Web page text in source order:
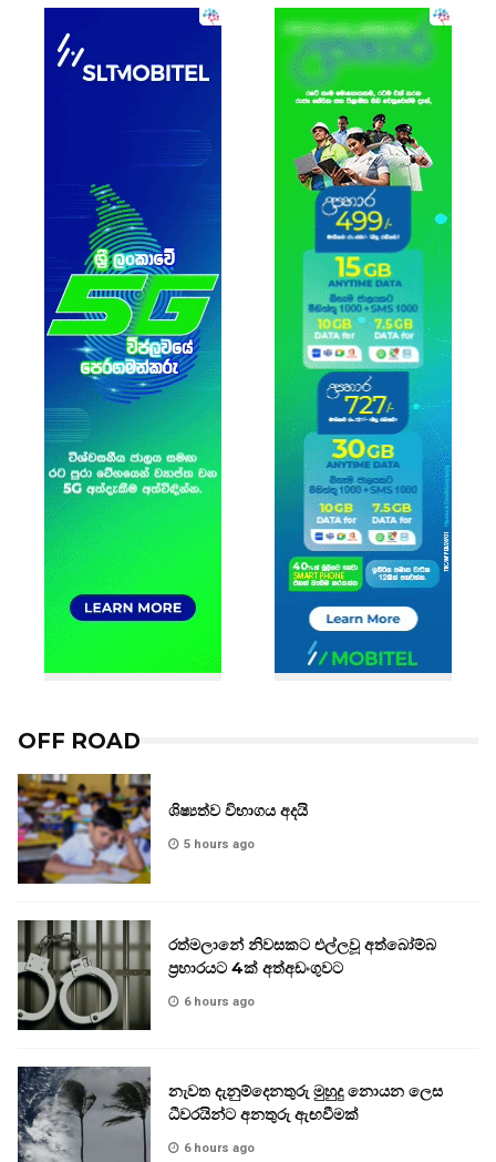
OFF ROAD
ශිෂ්‍යත්ව විභාගය අදයි
5 hours ago
රත්මලානේ නිවසකට එල්ලවූ අත්බෝම්බ
ප්‍රහාරයට 4ක් අත්අඩංගුවට
6 hours ago
නැවත දැනුම්දෙනතුරු මුහුදු නොයන ලෙස
ධීවරයින්ට අනතුරු ඇඟවීමක්
6 hours ago